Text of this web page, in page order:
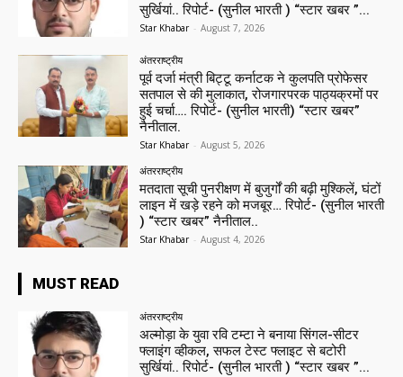
सुर्खियां.. रिपोर्ट- (सुनील भारती ) “स्टार खबर ”...
Star Khabar - August 7, 2026
अंतरराष्ट्रीय
पूर्व दर्जा मंत्री बिट्टू कर्नाटक ने कुलपति प्रोफेसर
सतपाल से की मुलाकात, रोजगारपरक पाठ्यक्रमों पर
हुई चर्चा…. रिपोर्ट- (सुनील भारती) “स्टार खबर”
नैनीताल.
Star Khabar - August 5, 2026
अंतरराष्ट्रीय
मतदाता सूची पुनरीक्षण में बुजुर्गों की बढ़ी मुश्किलें, घंटों
लाइन में खड़े रहने को मजबूर… रिपोर्ट- (सुनील भारती
) “स्टार खबर” नैनीताल..
Star Khabar - August 4, 2026
MUST READ
अंतरराष्ट्रीय
अल्मोड़ा के युवा रवि टम्टा ने बनाया सिंगल-सीटर
फ्लाइंग व्हीकल, सफल टेस्ट फ्लाइट से बटोरी
सुर्खियां.. रिपोर्ट- (सुनील भारती ) “स्टार खबर ”...